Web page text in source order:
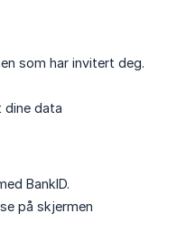
som har invitert deg.
data
BankID.
på skjermen